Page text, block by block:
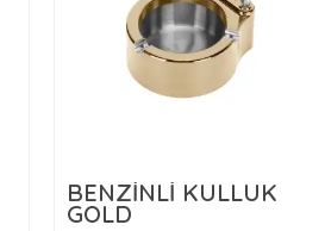
BENZİNLİ KÜLLÜK
GOLD